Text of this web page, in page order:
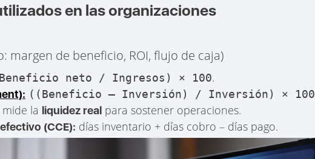
en las organizaciones
margen de beneficio, ROI, flujo de caja)
neto / Ingresos) × 100.
((Beneficio – Inversión) / Inversión) × 100
mide la liquidez real para sostener operaciones.
(CCE): días inventario + días cobro – días pago.